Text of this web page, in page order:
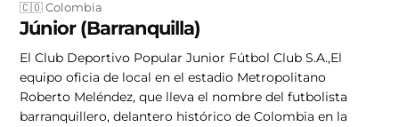
🇨🇴 Colombia
Júnior (Barranquilla)
El Club Deportivo Popular Junior Fútbol Club S.A.,​ El
equipo oficia de local en el estadio Metropolitano
Roberto Meléndez, que lleva el nombre del futbolista
barranquillero, delantero histórico de Colombia en la